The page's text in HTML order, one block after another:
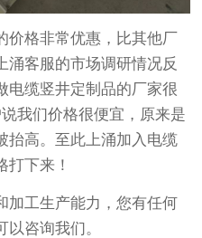
价格非常优惠，比其他厂
涌客服的市场调研情况反
电缆竖井定制品的厂家很
我们价格很便宜，原来是
抬高。至此上涌加入电缆
打下来！
加工生产能力，您有任何
咨询我们。